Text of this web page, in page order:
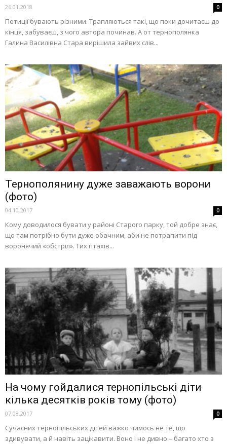
26.01.2018 0
Петиції бувають різними. Трапляються такі, що поки дочитаєш до
кінця, забуваєш, з чого автора починав. А от тернополянка
Галина Василівна Стара вирішила зайвих слів...
Тернополянину дуже заважають ворони
(фото)
04.10.2017 0
Кому доводилося бувати у районі Старого парку, той добре знає,
що там потрібно бути дуже обачним, аби не потрапити під
воронячий «обстріл». Тих птахів...
На чому гойдалися тернопільські діти
кілька десятків років тому (фото)
07.08.2017 0
Сучасних тернопільських дітей важко чимось не те, що
здивувати, а й навіть зацікавити. Воно і не дивно – багато хто з